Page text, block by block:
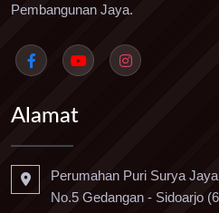
Pembangunan Jaya.
Alamat
Perumahan Puri Surya
No.5 Gedangan - Sidoarjo